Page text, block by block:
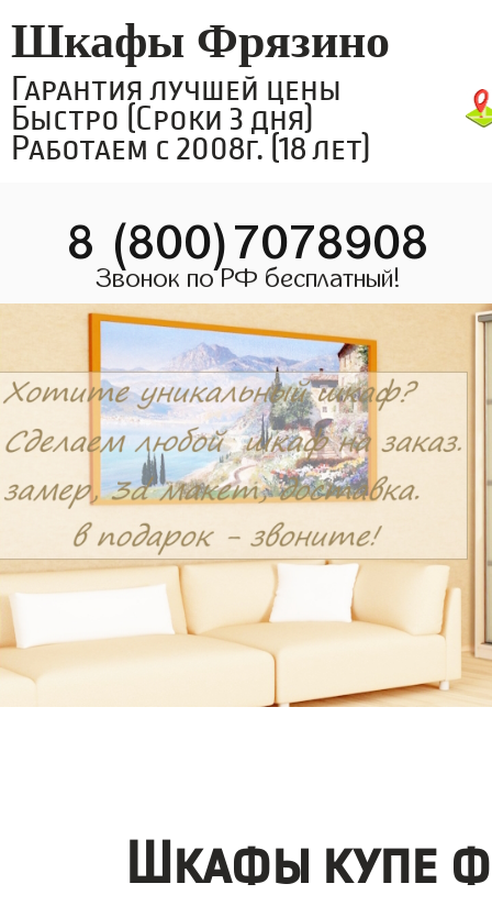
Шкафы Фрязино
Гарантия лучшей цены
Быстро (Сроки 3 дня)
Работаем с 2008г. (18 лет)
8 (800)7078908
Звонок по РФ бесплатный!
Шкафы купе